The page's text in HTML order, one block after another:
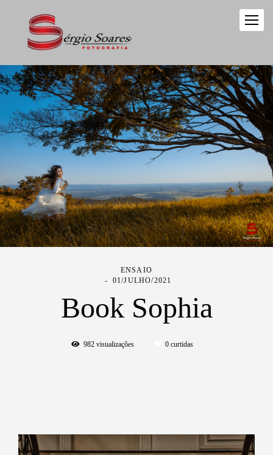
ENSAIO
01/JULHO/2021
Book Sophia
982visualizações 0curtidas